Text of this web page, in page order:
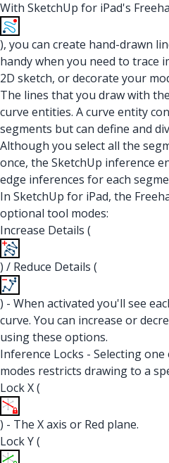
With SketchUp for iPad's
), you can create hand-drawn
handy when you need to trace
2D sketch, or decorate your
The lines that you draw with
curve entities. A curve entity
segments but can define and
Although you select all the
once, the SketchUp inference
edge inferences for each
In SketchUp for iPad, the
optional tool modes:
Increase Details (
) / Reduce Details (
) - When activated you'll see
curve. You can increase or
using these options.
Inference Locks - Selecting
modes restricts drawing to a
Lock X (
) - The X axis or Red plane.
Lock Y (